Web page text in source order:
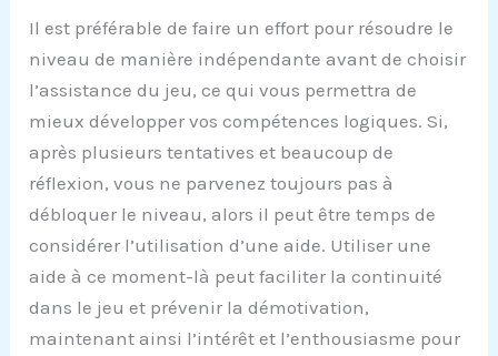
Il est préférable de faire un effort pour résoudre le
niveau de manière indépendante avant de choisir
l’assistance du jeu, ce qui vous permettra de
mieux développer vos compétences logiques. Si,
après plusieurs tentatives et beaucoup de
réflexion, vous ne parvenez toujours pas à
débloquer le niveau, alors il peut être temps de
considérer l’utilisation d’une aide. Utiliser une
aide à ce moment-là peut faciliter la continuité
dans le jeu et prévenir la démotivation,
maintenant ainsi l’intérêt et l’enthousiasme pour